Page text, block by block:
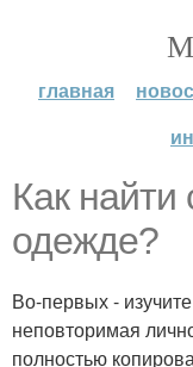
главная
Как найти
одежде?
Во-первых -
неповторимая
полностью